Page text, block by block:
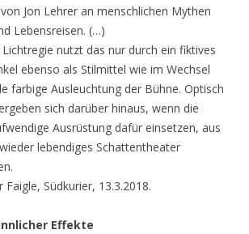
Jon Lehrer an menschlichen Mythen
Lebensreisen. (…)
nutzt das nur durch ein fiktives
ebenso als Stilmittel wie im Wechsel
farbige Ausleuchtung der Bühne. Optisch
sich darüber hinaus, wenn die
Ausrüstung dafür einsetzen, aus
lebendiges Schattentheater
Faigle, Südkurier, 13.3.2018.
Effekte